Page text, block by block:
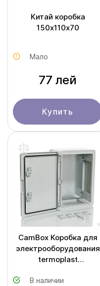
Китай коробка
150х110x70
Мало
77 лей
Купить
CamBox Коробка для
электрооборудования
termoplast
В наличии